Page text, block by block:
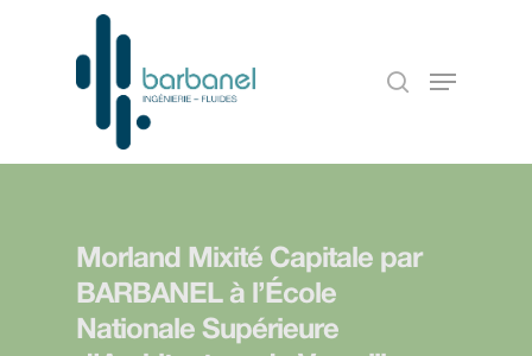
Morland Mixité Capitale par
BARBANEL à l’École
Nationale Supérieure